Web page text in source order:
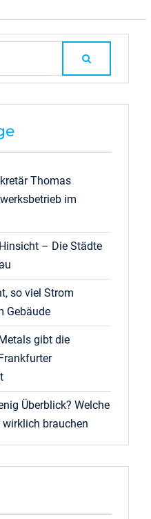
Thomas
im
– Die Städte
so viel Strom
Gebäude
gibt die
Überblick? Welche
brauchen